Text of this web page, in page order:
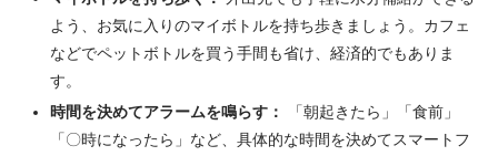
よう、お気に入りのマイボトルを持ち歩きましょう。カフェ
などでペットボトルを買う手間も省け、経済的でもありま
す。
時間を決めてアラームを鳴らす：
「朝起きたら」「食前」
「〇時になったら」など、具体的な時間を決めてスマートフ